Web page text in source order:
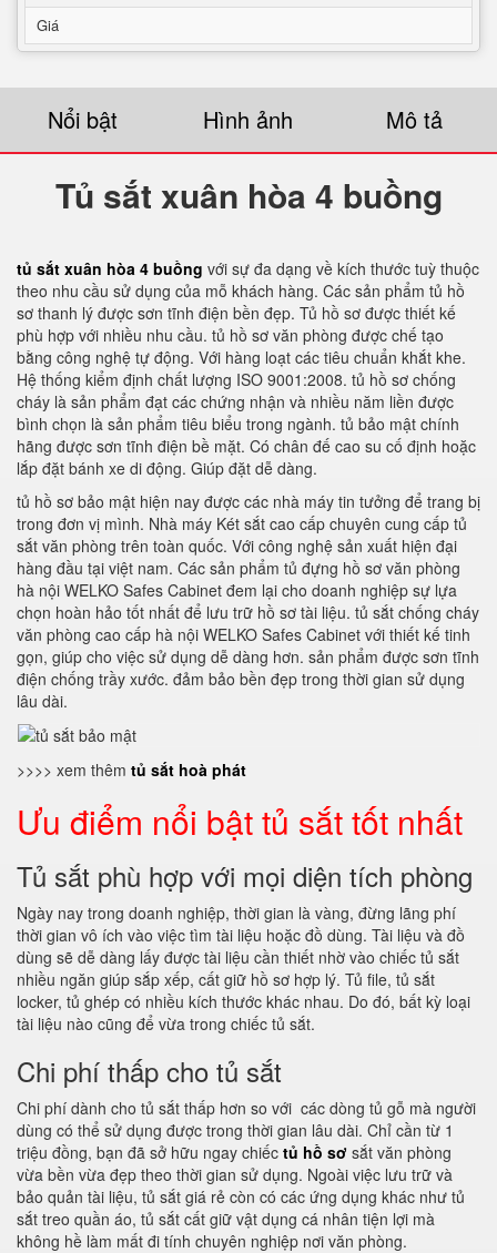
Giá
Nổi bật Hình ảnh Mô tả
Tủ sắt xuân hòa 4 buồng
tủ sắt xuân hòa 4 buồng với sự đa dạng về kích thước tuỳ thuộc
theo nhu cầu sử dụng của mỗ khách hàng. Các sản phẩm tủ hồ
sơ thanh lý được sơn tĩnh điện bền đẹp. Tủ hồ sơ được thiết kế
phù hợp với nhiều nhu cầu. tủ hồ sơ văn phòng được chế tạo
bằng công nghệ tự động. Với hàng loạt các tiêu chuẩn khắt khe.
Hệ thống kiểm định chất lượng ISO 9001:2008. tủ hồ sơ chống
cháy là sản phẩm đạt các chứng nhận và nhiều năm liền được
bình chọn là sản phẩm tiêu biểu trong ngành. tủ bảo mật chính
hãng được sơn tĩnh điện bề mặt. Có chân đế cao su cố định hoặc
lắp đặt bánh xe di động. Giúp đặt dễ dàng.
tủ hồ sơ bảo mật hiện nay được các nhà máy tin tưởng để trang bị
trong đơn vị mình. Nhà máy Két sắt cao cấp chuyên cung cấp tủ
sắt văn phòng trên toàn quốc. Với công nghệ sản xuất hiện đại
hàng đầu tại việt nam. Các sản phẩm tủ đựng hồ sơ văn phòng
hà nội WELKO Safes Cabinet đem lại cho doanh nghiệp sự lựa
chọn hoàn hảo tốt nhất để lưu trữ hồ sơ tài liệu. tủ sắt chống cháy
văn phòng cao cấp hà nội WELKO Safes Cabinet với thiết kế tinh
gọn, giúp cho việc sử dụng dễ dàng hơn. sản phẩm được sơn tĩnh
điện chống trầy xước. đảm bảo bền đẹp trong thời gian sử dụng
lâu dài.
>>>> xem thêm tủ sắt hoà phát
Ưu điểm nổi bật tủ sắt tốt nhất
Tủ sắt phù hợp với mọi diện tích phòng
Ngày nay trong doanh nghiệp, thời gian là vàng, đừng lãng phí
thời gian vô ích vào việc tìm tài liệu hoặc đồ dùng. Tài liệu và đồ
dùng sẽ dễ dàng lấy được tài liệu cần thiết nhờ vào chiếc tủ sắt
nhiều ngăn giúp sắp xếp, cất giữ hồ sơ hợp lý. Tủ file, tủ sắt
locker, tủ ghép có nhiều kích thước khác nhau. Do đó, bất kỳ loại
tài liệu nào cũng để vừa trong chiếc tủ sắt.
Chi phí thấp cho tủ sắt
Chi phí dành cho tủ sắt thấp hơn so với các dòng tủ gỗ mà người
dùng có thể sử dụng được trong thời gian lâu dài. Chỉ cần từ 1
triệu đồng, bạn đã sở hữu ngay chiếc tủ hồ sơ sắt văn phòng
vừa bền vừa đẹp theo thời gian sử dụng. Ngoài việc lưu trữ và
bảo quản tài liệu, tủ sắt giá rẻ còn có các ứng dụng khác như tủ
sắt treo quần áo, tủ sắt cất giữ vật dụng cá nhân tiện lợi mà
không hề làm mất đi tính chuyên nghiệp nơi văn phòng.